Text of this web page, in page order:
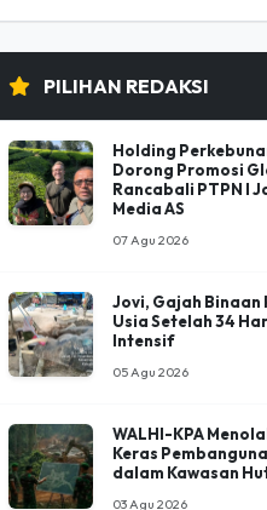
PILIHAN REDAKSI
Holding
Dorong Promosi
Rancabali PTPN I
Media AS
07 Agu 2026
Jovi, Gajah Binaan
Usia Setelah 34
Intensif
05 Agu 2026
WALHI-KPA
Keras
dalam Kawasan
03 Agu 2026